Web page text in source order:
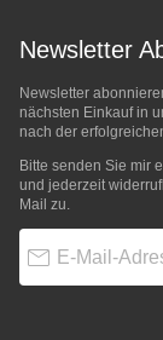
Newsletter
Newsletter
nächsten Einkauf in
nach der
Bitte senden Sie mir
und jederzeit
Mail zu.